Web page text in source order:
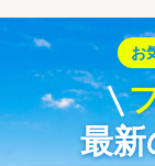
お
最新